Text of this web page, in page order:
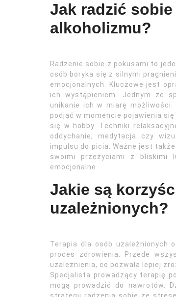
Jak radzić
alkoholizmu?
Radzenie sobie z pokusami to
osób boryka się z silnymi
emocjonalnych. Kluczowe jest
ich wystąpieniem. Jednym ze
unikanie ich w miarę
podjąć w momencie pojawienia
się w hobby. Techniki
oddychanie, medytacja czy
impulsu do picia. Ważne jest
swoimi przeżyciami z bliskimi
emocjonalne.
Jakie są
uzależnionych?
Terapia dla osób uzależnionych
proces zdrowienia. Przede
uzależnienia, co pozwala lepiej
Specjalista prowadzący terapię
mogą prowadzić do nawrotów.